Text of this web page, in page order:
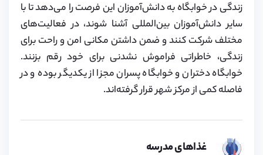
زندگی در خوابگاه به دانش‌آموزان این فرصت را می‌دهد تا با
سایر دانش‌آموزان بین‌المللی آشنا شوند، در فعالیت‌های
مختلف شرکت کنند و ضمن داشتن مکانی امن و راحت برای
زندگی، خاطراتی فراموش نشدنی برای خود رقم بزنند.
خوابگاه دختران و خوابگاه پسران مجزا از یکدیگر بوده و در
فاصله کمی از مرکز شهر قرار گرفته‌اند.
غذاهای مدرسه